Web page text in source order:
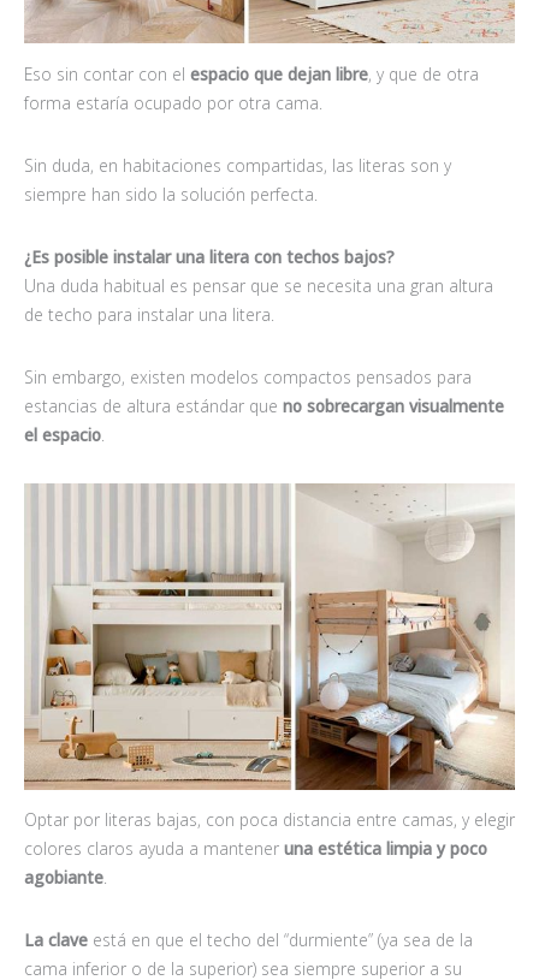
Eso sin contar con el espacio que dejan libre, y que de otra
forma estaría ocupado por otra cama.
Sin duda, en habitaciones compartidas, las literas son y
siempre han sido la solución perfecta.
¿Es posible instalar una litera con techos bajos?
Una duda habitual es pensar que se necesita una gran altura
de techo para instalar una litera.
Sin embargo, existen modelos compactos pensados para
estancias de altura estándar que no sobrecargan visualmente
el espacio
Optar por literas bajas, con poca distancia entre camas, y elegir
colores claros ayuda a mantener una estética limpia y poco
agobiante.
La clave está en que el techo del “durmiente” (ya sea de la
cama inferior o de la superior) sea siempre superior a su